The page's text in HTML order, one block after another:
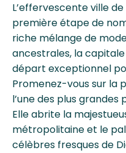
L’effervescente ville de
première étape de
riche mélange de
ancestrales, la
départ exceptionnel
Promenez-vous sur la
l’une des plus grandes
Elle abrite la
métropolitaine et le
célèbres fresques de